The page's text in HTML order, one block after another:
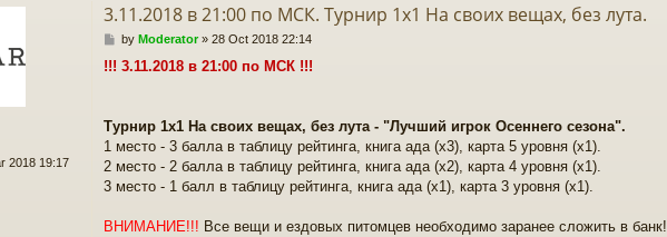
2018 19:17
3.11.2018 в 21:00 по МСК. Турнир 1х1 На своих вещах, без лута.
P
s
by Moderator» 28 Oct 2018 22:14
!!! 3.11.2018 в 21:00 по МСК !!!
Турнир 1х1 На своих вещах, без лута - "Лучший игрок Осеннего сезона".
1 место - 3 балла в таблицу рейтинга, книга ада (х3), карта 5 уровня (x1).
2 место - 2 балла в таблицу рейтинга, книга ада (х2), карта 4 уровня (x1).
3 место - 1 балл в таблицу рейтинга, книга ада (х1), карта 3 уровня (x1).
ВНИМАНИЕ!!! Все вещи и ездовых питомцев необходимо заранее сложить в банк!